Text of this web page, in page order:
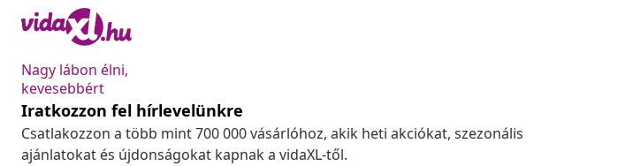
Nagy lábon élni,
kevesebbért
Iratkozzon fel hírlevelünkre
Csatlakozzon a több mint 700 000 vásárlóhoz, akik heti akciókat, szezonális
ajánlatokat és újdonságokat kapnak a vidaXL-től.